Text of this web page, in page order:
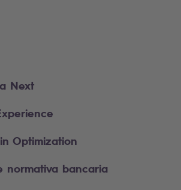
Next
Optimization
normativa bancaria